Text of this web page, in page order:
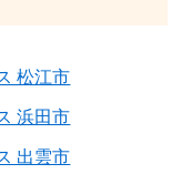
松江市
浜田市
出雲市